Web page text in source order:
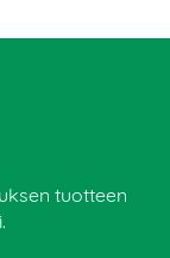
tuotteen